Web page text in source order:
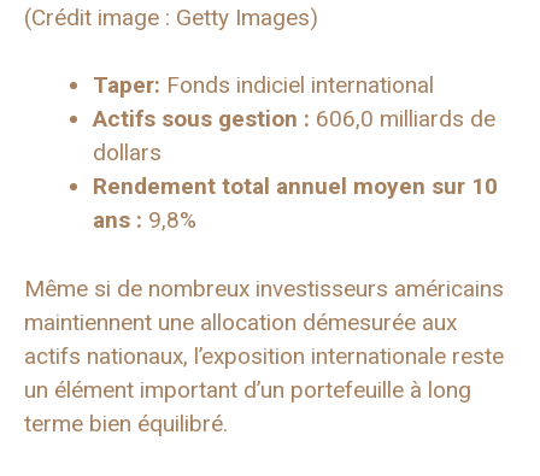
(Crédit image : Getty Images)
Taper: Fonds indiciel international
Actifs sous gestion : 606,0 milliards de
dollars
Rendement total annuel moyen sur 10
ans : 9,8%
Même si de nombreux investisseurs américains
maintiennent une allocation démesurée aux
actifs nationaux, l’exposition internationale reste
un élément important d’un portefeuille à long
terme bien équilibré.